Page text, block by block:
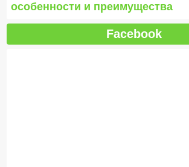
особенности и преимущества
Facebook